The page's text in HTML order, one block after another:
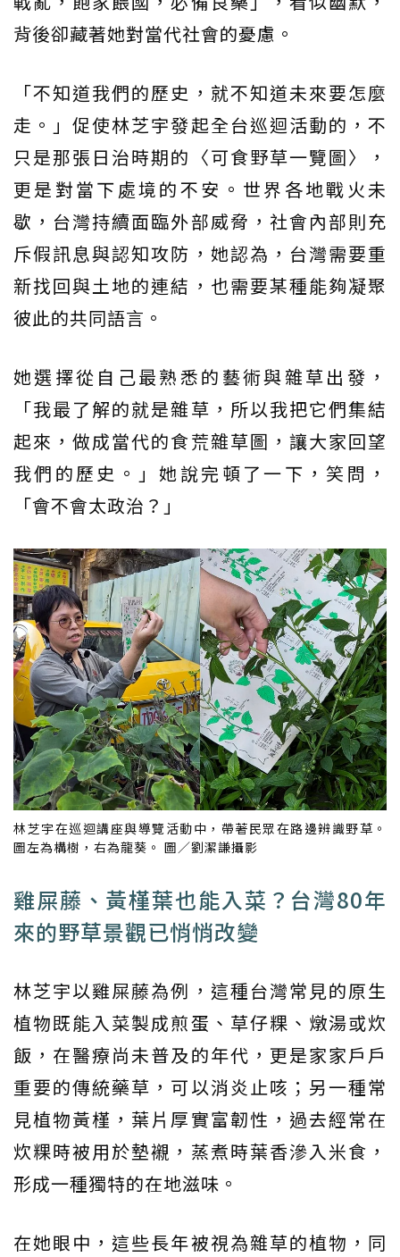
背後卻藏著她對當代社會的憂慮。
「不知道我們的歷史，就不知道未來要怎麼
走。」促使林芝宇發起全台巡迴活動的，不
只是那張日治時期的〈可食野草一覽圖〉，
更是對當下處境的不安。世界各地戰火未
歇，台灣持續面臨外部威脅，社會內部則充
斥假訊息與認知攻防，她認為，台灣需要重
新找回與土地的連結，也需要某種能夠凝聚
彼此的共同語言。
她選擇從自己最熟悉的藝術與雜草出發，
「我最了解的就是雜草，所以我把它們集結
起來，做成當代的食荒雜草圖，讓大家回望
我們的歷史。」她說完頓了一下，笑問，
「會不會太政治？」
林芝宇在巡迴講座與導覽活動中，帶著民眾在路邊辨識野草。
圖左為構樹，右為龍葵。 圖／劉潔謙攝影
雞屎藤、黃槿葉也能入菜？台灣80年
來的野草景觀已悄悄改變
林芝宇以雞屎藤為例，這種台灣常見的原生
植物既能入菜製成煎蛋、草仔粿、燉湯或炊
飯，在醫療尚未普及的年代，更是家家戶戶
重要的傳統藥草，可以消炎止咳；另一種常
見植物黃槿，葉片厚實富韌性，過去經常在
炊粿時被用於墊襯，蒸煮時葉香滲入米食，
形成一種獨特的在地滋味。
在她眼中，這些長年被視為雜草的植物，同